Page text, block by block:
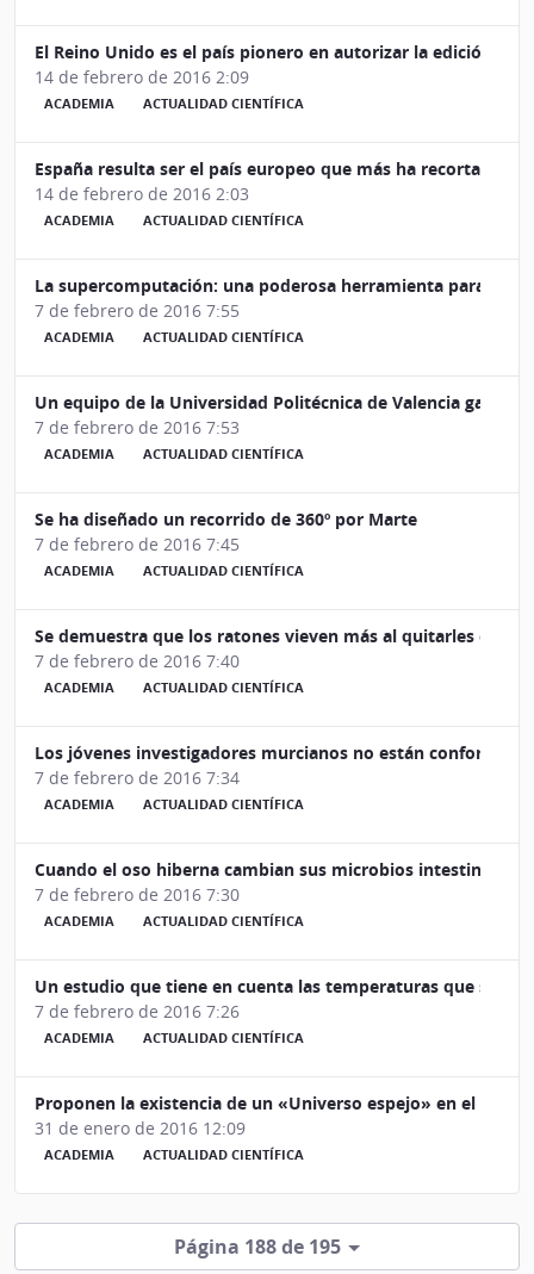
El Reino Unido es el país pionero en autorizar la edición
14 de febrero de 2016 2:09
ACADEMIA ACTUALIDAD CIENTÍFICA
España resulta ser el país europeo que más ha recortado
14 de febrero de 2016 2:03
ACADEMIA ACTUALIDAD CIENTÍFICA
La supercomputación: una poderosa herramienta para la
7 de febrero de 2016 7:55
ACADEMIA ACTUALIDAD CIENTÍFICA
Un equipo de la Universidad Politécnica de Valencia gana
7 de febrero de 2016 7:53
ACADEMIA ACTUALIDAD CIENTÍFICA
Se ha diseñado un recorrido de 360º por Marte
7 de febrero de 2016 7:45
ACADEMIA ACTUALIDAD CIENTÍFICA
Se demuestra que los ratones vieven más al quitarles
7 de febrero de 2016 7:40
ACADEMIA ACTUALIDAD CIENTÍFICA
Los jóvenes investigadores murcianos no están conformes
7 de febrero de 2016 7:34
ACADEMIA ACTUALIDAD CIENTÍFICA
Cuando el oso hiberna cambian sus microbios intestinales
7 de febrero de 2016 7:30
ACADEMIA ACTUALIDAD CIENTÍFICA
Un estudio que tiene en cuenta las temperaturas que se
7 de febrero de 2016 7:26
ACADEMIA ACTUALIDAD CIENTÍFICA
Proponen la existencia de un «Universo espejo» en el que
31 de enero de 2016 12:09
ACADEMIA ACTUALIDAD CIENTÍFICA
Página 188 de 195